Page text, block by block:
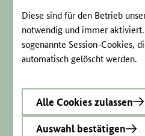
Diese sind für den Betrieb
notwendig und immer aktiviert.
sogenannte Session-Cookies,
automatisch gelöscht werden.
Alle Cookies zulassen
Auswahl bestätigen